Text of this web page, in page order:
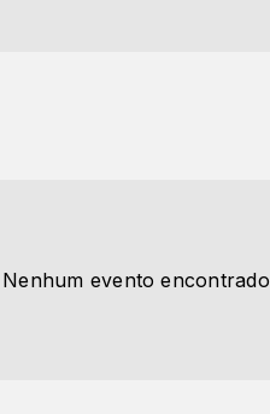
Nenhum evento encontrado